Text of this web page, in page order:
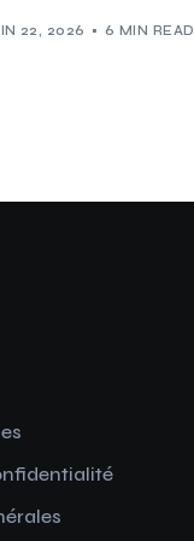
22, 2026 6 MIN READ